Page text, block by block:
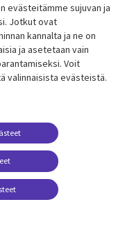
Käyttöehdot
evästeitämme sujuvan ja
Jotkut ovat
kannalta ja ne on
​​ja asetetaan vain
Voit
valinnaisista evästeistä.